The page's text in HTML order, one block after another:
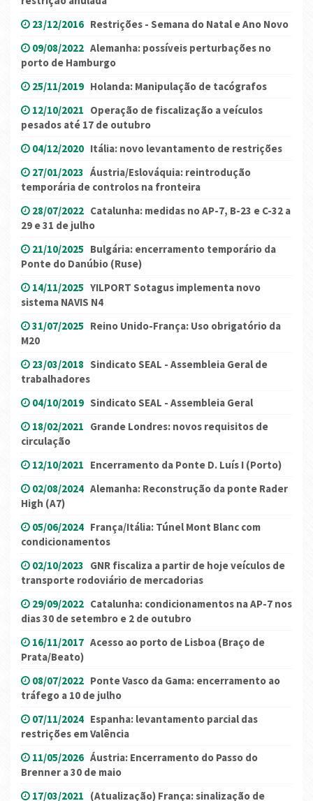
23/12/2016 Restrições - Semana do Natal e Ano Novo
09/08/2022 Alemanha: possíveis perturbações no
porto de Hamburgo
25/11/2019 Holanda: Manipulação de tacógrafos
12/10/2021 Operação de fiscalização a veículos
pesados até 17 de outubro
04/12/2020 Itália: novo levantamento de restrições
27/01/2023 Áustria/Eslováquia: reintrodução
temporária de controlos na fronteira
28/07/2022 Catalunha: medidas no AP-7, B-23 e C-32 a
29 e 31 de julho
21/10/2025 Bulgária: encerramento temporário da
Ponte do Danúbio (Ruse)
14/11/2025 YILPORT Sotagus implementa novo
sistema NAVIS N4
31/07/2025 Reino Unido-França: Uso obrigatório da
M20
23/03/2018 Sindicato SEAL - Assembleia Geral de
trabalhadores
04/10/2019 Sindicato SEAL - Assembleia Geral
18/02/2021 Grande Londres: novos requisitos de
circulação
12/10/2021 Encerramento da Ponte D. Luís I (Porto)
02/08/2024 Alemanha: Reconstrução da ponte Rader
High (A7)
05/06/2024 França/Itália: Túnel Mont Blanc com
condicionamentos
02/10/2023 GNR fiscaliza a partir de hoje veículos de
transporte rodoviário de mercadorias
29/09/2022 Catalunha: condicionamentos na AP-7 nos
dias 30 de setembro e 2 de outubro
16/11/2017 Acesso ao porto de Lisboa (Braço de
Prata/Beato)
08/07/2022 Ponte Vasco da Gama: encerramento ao
tráfego a 10 de julho
07/11/2024 Espanha: levantamento parcial das
restrições em Valência
11/05/2026 Áustria: Encerramento do Passo do
Brenner a 30 de maio
17/03/2021 (Atualização) França: sinalização de